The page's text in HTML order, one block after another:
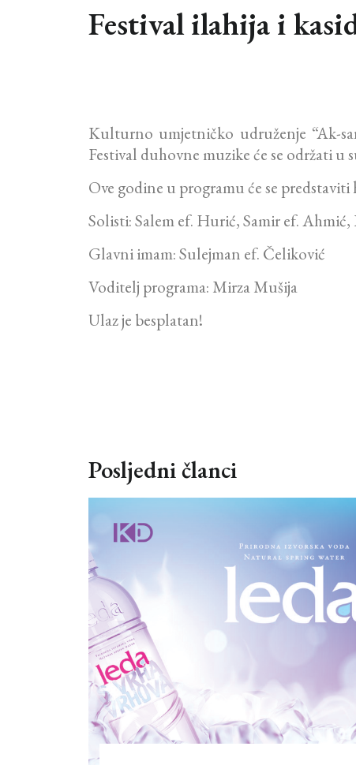
Festival ilahija i
Kulturno umjetničko udruženje “Ak-
Festival duhovne muzike će se održati
Ove godine u programu će se
Solisti: Salem ef. Hurić, Samir ef.
Glavni imam: Sulejman ef. Čeliković
Voditelj programa: Mirza Mušija
Ulaz je besplatan!
Posljedni članci